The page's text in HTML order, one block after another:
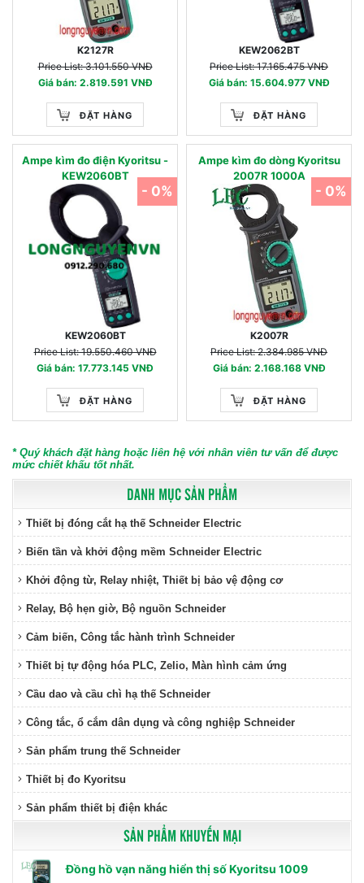
DANH MỤC SẢN PHẨM
Thiết bị đóng cắt hạ thế Schneider Electric
Biến tần và khởi động mềm Schneider Electric
Khởi động từ, Relay nhiệt, Thiết bị bảo vệ động cơ
Relay, Bộ hẹn giờ, Bộ nguồn Schneider
Cảm biến, Công tắc hành trình Schneider
Thiết bị tự động hóa PLC, Zelio, Màn hình cảm ứng
Cầu dao và cầu chì hạ thế Schneider
Công tắc, ổ cắm dân dụng và công nghiệp Schneider
Sản phẩm trung thế Schneider
Thiết bị đo Kyoritsu
Sản phẩm thiết bị điện khác
SẢN PHẨM KHUYẾN MẠI
Đồng hồ vạn năng hiển thị số Kyoritsu 1009
K2127R
Price List: 3.101.550 VNĐ
Giá bán: 2.819.591 VNĐ
ĐẶT HÀNG
KEW2062BT
Price List: 17.165.475 VNĐ
Giá bán: 15.604.977 VNĐ
ĐẶT HÀNG
Ampe kìm đo điện Kyoritsu -
KEW2060BT
KEW2060BT
Price List: 19.550.460 VNĐ
Giá bán: 17.773.145 VNĐ
ĐẶT HÀNG
- 0%
Ampe kìm đo dòng Kyoritsu
2007R 1000A
K2007R
Price List: 2.384.985 VNĐ
Giá bán: 2.168.168 VNĐ
ĐẶT HÀNG
- 0%
* Quý khách đặt hàng hoặc liên hệ với nhân viên tư vấn để được
mức chiết khấu tốt nhất.